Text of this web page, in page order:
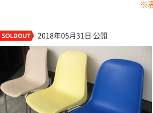
※
2018年05月31日 公開